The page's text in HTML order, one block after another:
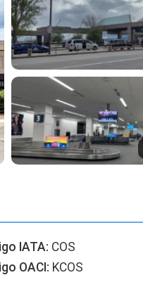
IATA: COS
OACI: KCOS